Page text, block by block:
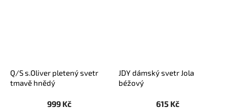
Q/S s.Oliver pletený svetr
tmavě hnědý
999 Kč
JDY dámský svetr Jola
béžový
615 Kč